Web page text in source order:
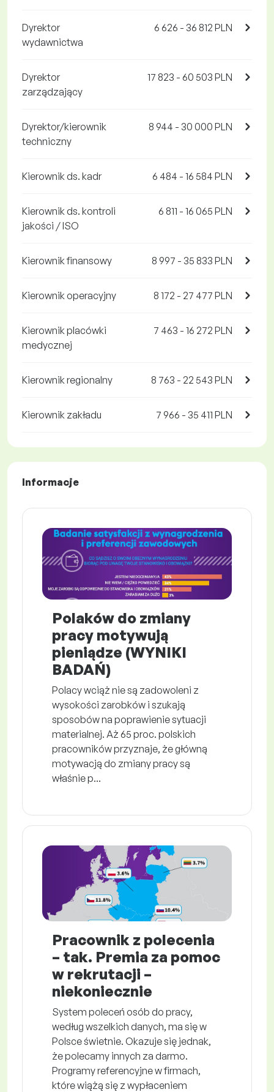
Dyrektor
wydawnictwa
6 626 - 36 812 PLN
Dyrektor
zarządzający
17 823 - 60 503 PLN
Dyrektor/kierownik
techniczny
8 944 - 30 000 PLN
Kierownik ds. kadr 6 484 - 16 584 PLN
Kierownik ds. kontroli
jakości / ISO
6 811 - 16 065 PLN
Kierownik finansowy 8 997 - 35 833 PLN
Kierownik operacyjny 8 172 - 27 477 PLN
Kierownik placówki
medycznej
7 463 - 16 272 PLN
Kierownik regionalny 8 763 - 22 543 PLN
Kierownik zakładu 7 966 - 35 411 PLN
Informacje
Polaków do zmiany
pracy motywują
pieniądze (WYNIKI
BADAŃ)
Polacy wciąż nie są zadowoleni z
wysokości zarobków i szukają
sposobów na poprawienie sytuacji
materialnej. Aż 65 proc. polskich
pracowników przyznaje, że główną
motywacją do zmiany pracy są
właśnie p...
Pracownik z polecenia
– tak. Premia za pomoc
w rekrutacji –
niekoniecznie
System poleceń osób do pracy,
według wszelkich danych, ma się w
Polsce świetnie. Okazuje się jednak,
że polecamy innych za darmo.
Programy referencyjne w firmach,
które wiążą się z wypłaceniem